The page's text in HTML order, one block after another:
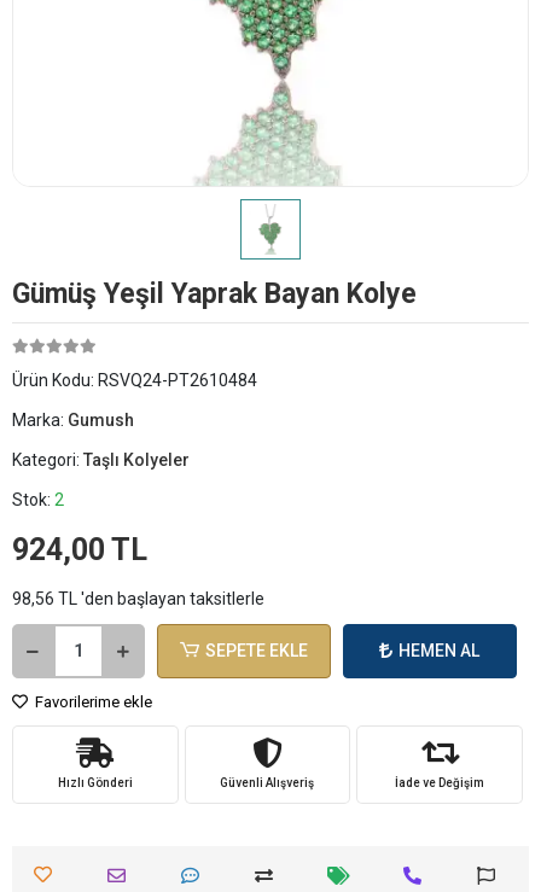
Gümüş Yeşil Yaprak Bayan Kolye
Ürün Kodu: RSVQ24-PT2610484
Marka: Gumush
Kategori: Taşlı Kolyeler
Stok: 2
924,00 TL
98,56 TL 'den başlayan taksitlerle
SEPETE EKLE HEMEN AL
Favorilerime ekle
Hızlı Gönderi Güvenli Alışveriş İade ve Değişim